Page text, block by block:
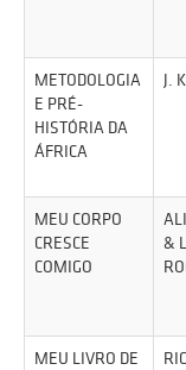
METODOLOGIA
E PRÉ-
HISTÓRIA DA
ÁFRICA
J.
MEU CORPO
CRESCE
COMIGO
&
MEU LIVRO DE